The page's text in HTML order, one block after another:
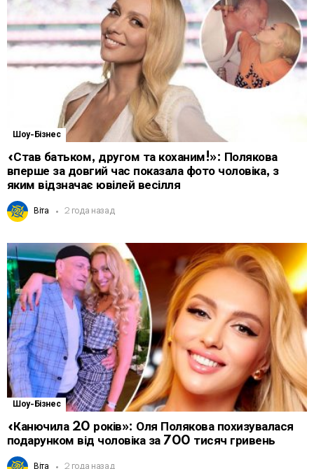
Шоу-Бізнес
«Став батьком, другом та коханим!»: Полякова
вперше за довгий час показала фото чоловіка, з
яким відзначає ювілей весілля
Віта 2 года назад
Шоу-Бізнес
«Канючила 20 років»: Оля Полякова похизувалася
подарунком від чоловіка за 700 тисяч гривень
Віта 2 года назад